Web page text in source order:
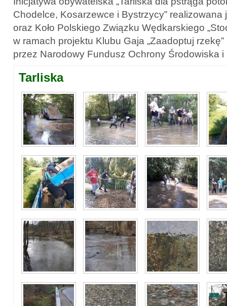
Chodelce, Kosarzewce i Bystrzycy” realizowana
oraz Koło Polskiego Związku Wędkarskiego
w ramach projektu Klubu Gaja „Zaadoptuj
przez Narodowy Fundusz Ochrony Środowiska
Tarliska